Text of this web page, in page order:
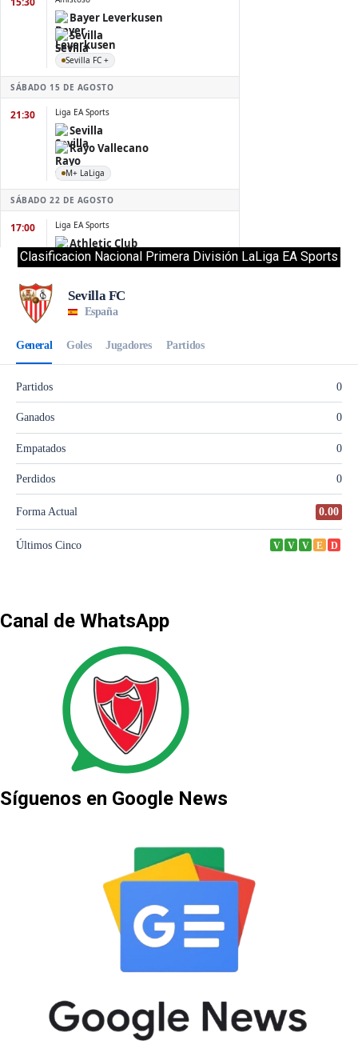
Clasificacion Nacional Primera División LaLiga EA Sports
Canal de WhatsApp
Síguenos en Google News